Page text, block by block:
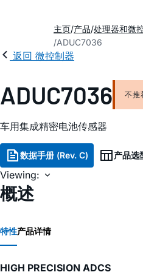
主页 产品 处理器和微
ADUC7036
返回 微控制器
ADUC7036 不推
车用集成精密电池传感器
数据手册 (Rev. C) 产品选
Viewing:
概述
特性产品详情
HIGH PRECISION ADCS